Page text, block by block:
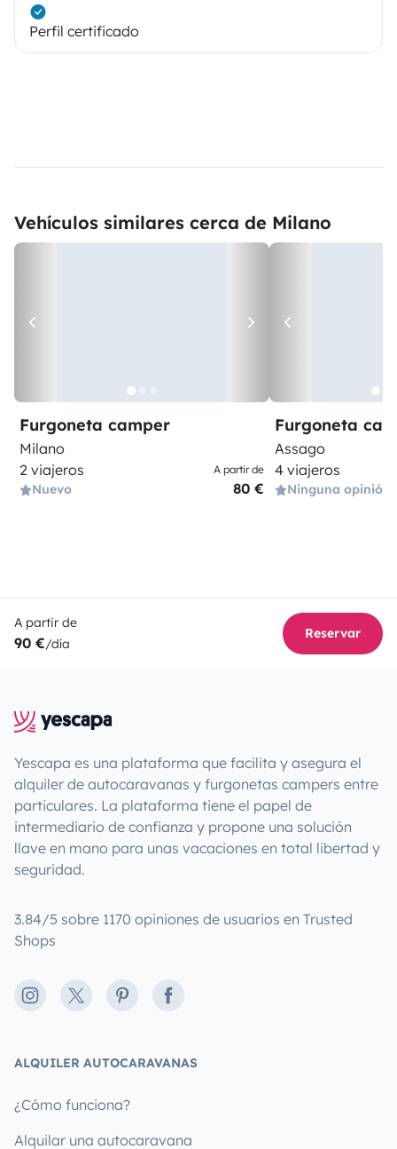
Perfil certificado
Vehículos similares cerca de Milano
Furgoneta camper
Milano
2 viajeros
Nuevo
A partir de
80 €
Furgoneta
Assago
4 viajeros
Ninguna opinión
A partir de
90 €/día
Reservar
Yescapa es una plataforma que facilita y asegura el
alquiler de autocaravanas y furgonetas campers entre
particulares. La plataforma tiene el papel de
intermediario de confianza y propone una solución
llave en mano para unas vacaciones en total libertad y
seguridad.
3.84/5 sobre 1170 opiniones de usuarios en Trusted
Shops
Instagram
X PinterestFacebook
ALQUILER AUTOCARAVANAS
¿Cómo funciona?
Alquilar una autocaravana